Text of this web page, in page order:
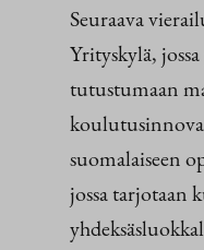
Seuraava
Yrityskylä,
tutustumaan
suomalaiseen
jossa tarjotaan